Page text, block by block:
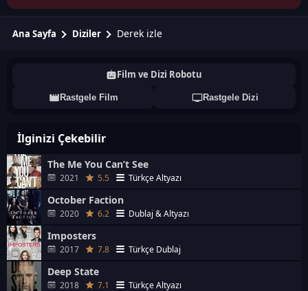
Ana Sayfa Diziler Derek izle
Film ve Dizi Robotu
Rastgele Film Rastgele Dizi
İlginizi Çekebilir
The Me You Can’t See
2021 5.5 Türkçe Altyazı
October Faction
2020 6.2 Dublaj & Altyazı
Imposters
2017 7.8 Türkçe Dublaj
Deep State
2018 7.1 Türkçe Altyazı